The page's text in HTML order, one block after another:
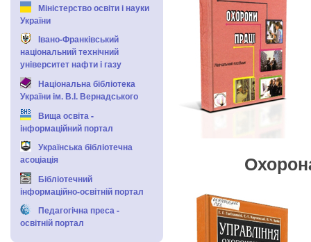
Міністерство освіти і науки
України
Івано-Франківський
національний технічний
університет нафти і газу
Національна бібліотека
України ім. В.І. Вернадського
Вища освіта -
інформаційний портал
Українська бібліотечна
асоціація
Бібліотечний
інформаційно-освітній портал
Педагогічна преса -
освітній портал